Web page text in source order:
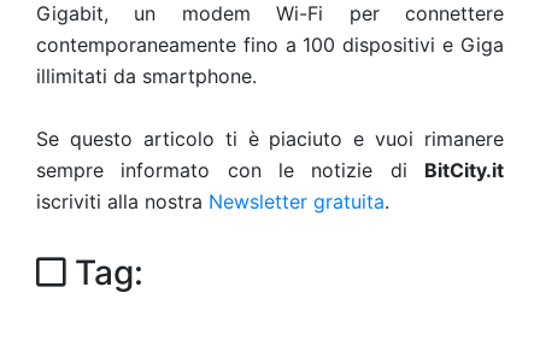
Gigabit, un modem Wi-Fi per connettere
contemporaneamente fino a 100 dispositivi e Giga
illimitati da smartphone.
Se questo articolo ti è piaciuto e vuoi rimanere
sempre informato con le notizie di BitCity.it
iscriviti alla nostra Newsletter gratuita.
Tag: